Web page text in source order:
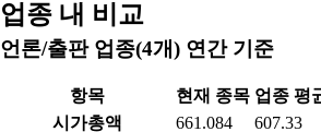
2026-07-20
2,770 0
2026-07-16
2,775 0
0.00%
2026-07-15
2,710 0
0.00%
2026-07-14 2,625
0.00%
2026-07-13
2,640
0.00%